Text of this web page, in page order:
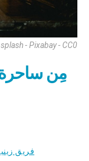
- Pixabay - CC0
مِن
فريق